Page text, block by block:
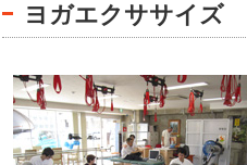
ヨガエクササイズ